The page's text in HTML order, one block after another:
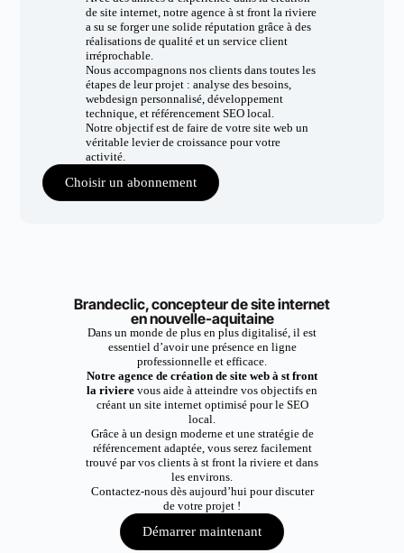
de site internet, notre agence à st front la riviere
a su se forger une solide réputation grâce à des
réalisations de qualité et un service client
irréprochable.
Nous accompagnons nos clients dans toutes les
étapes de leur projet : analyse des besoins,
webdesign personnalisé, développement
technique, et référencement SEO local.
Notre objectif est de faire de votre site web un
véritable levier de croissance pour votre
activité.
Choisir un abonnement
Brandeclic, concepteur de site internet
en nouvelle-aquitaine
Dans un monde de plus en plus digitalisé, il est
essentiel d’avoir une présence en ligne
professionnelle et efficace.
Notre agence de création de site web à st front
la riviere vous aide à atteindre vos objectifs en
créant un site internet optimisé pour le SEO
local.
Grâce à un design moderne et une stratégie de
référencement adaptée, vous serez facilement
trouvé par vos clients à st front la riviere et dans
les environs.
Contactez-nous dès aujourd’hui pour discuter
de votre projet !
Démarrer maintenant